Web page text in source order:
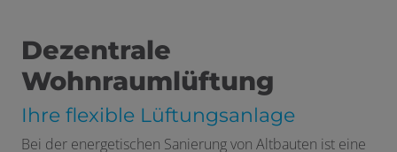
Dezentrale
Wohnraumlüftung
Ihre flexible Lüftungsanlage
Bei der energetischen Sanierung von Altbauten ist eine